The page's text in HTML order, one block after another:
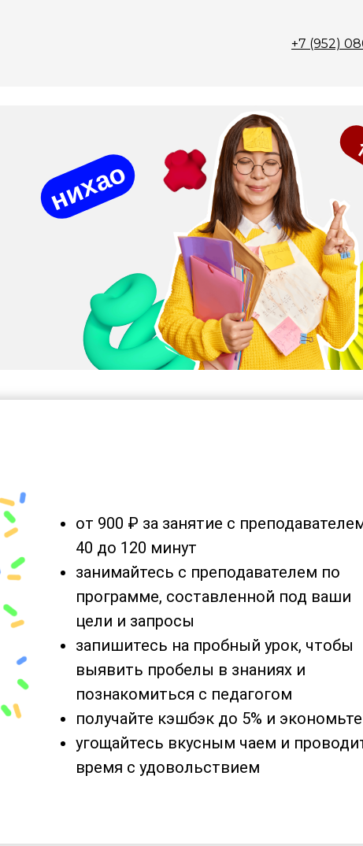
+7 (952)
нихао
от 900 ₽ за занятие с
40 до 120 минут
занимайтесь с преподавателем по
программе, составленной под ваши
цели и запросы
запишитесь на пробный урок, чтобы
выявить пробелы в знаниях и
познакомиться с педагогом
получайте кэшбэк до 5% и экономьте
угощайтесь вкусным чаем и
время с удовольствием